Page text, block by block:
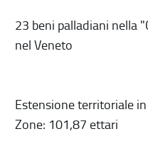
23 beni palladiani nella
nel Veneto
Estensione territoriale
Zone: 101,87 ettari